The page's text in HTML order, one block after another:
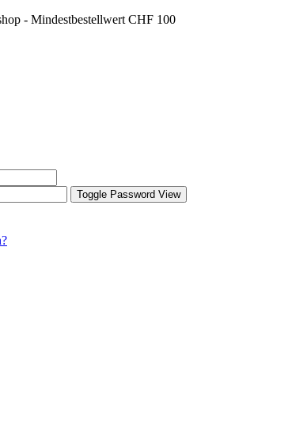
- Mindestbestellwert CHF 100
Toggle Password View